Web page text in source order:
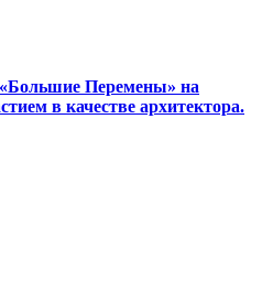
«Большие Перемены» на
в качестве архитектора.